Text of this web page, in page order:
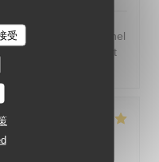
受
présentés, le personnel
attentionné et
sans hésiter !